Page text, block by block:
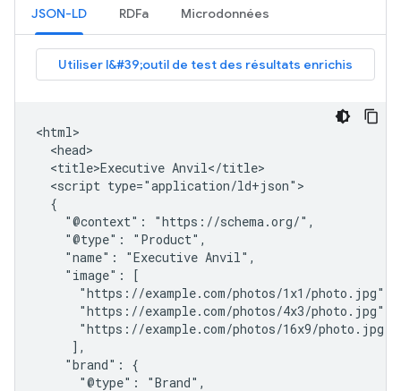
JSON-LD RDFa Microdonnées
<html>
  <head>
  <title>Executive Anvil</title>
  <script type="application/ld+json">
  {
    "@context": "https://schema.org/",
    "@type": "Product",
    "name": "Executive Anvil",
    "image": [
      "https://example.com/photos/1x1/photo.jpg",
      "https://example.com/photos/4x3/photo.jpg",
      "https://example.com/photos/16x9/photo.jpg"
     ],
    "brand": {
      "@type": "Brand",